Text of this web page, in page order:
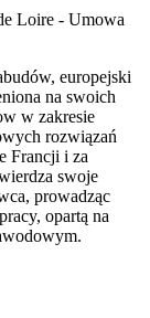
Loire - Umowa
europejski
na swoich
w zakresie
rozwiązań
Francji i za
swoje
prowadząc
opartą na